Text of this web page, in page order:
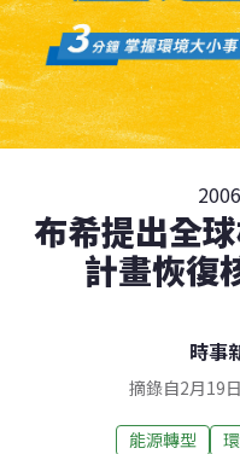
布希提出全
計畫恢復
時事
摘錄自2月19
能源轉型